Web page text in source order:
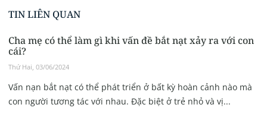
TIN LIÊN QUAN
Cha mẹ có thể làm gì khi vấn đề bắt nạt xảy ra với con
cái?
Thứ Hai, 03/06/2024
Vấn nạn bắt nạt có thể phát triển ở bất kỳ hoàn cảnh nào mà
con người tương tác với nhau. Đặc biệt ở trẻ nhỏ và vị...